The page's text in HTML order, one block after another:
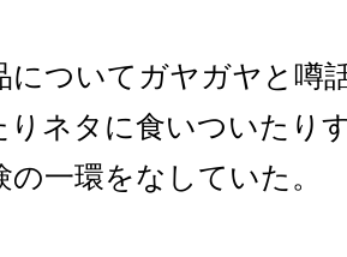
についてガヤガヤと噂
りネタに食いついたり
一環をなしていた。